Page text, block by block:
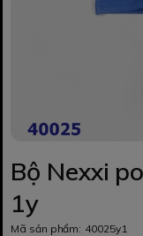
Bộ Nexxi
1y
Mã sản phẩm: 40025y1